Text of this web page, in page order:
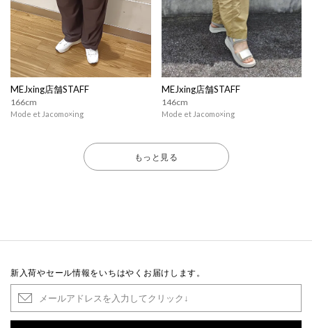
MEJxing店舗STAFF
166cm
Mode et Jacomo×ing
MEJxing店舗STAFF
146cm
Mode et Jacomo×ing
もっと見る
新入荷やセール情報をいちはやくお届けします。